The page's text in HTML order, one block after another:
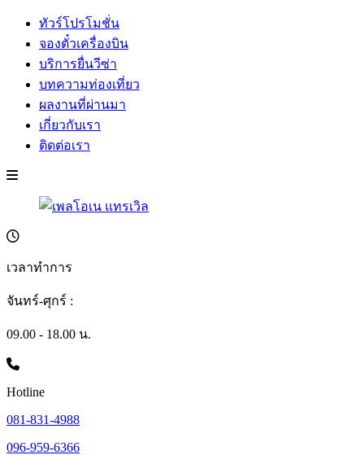
ทัวร์โปรโมชั่น
จองตั๋วเครื่องบิน
บริการยื่นวีซ่า
บทความท่องเที่ยว
ผลงานที่ผ่านมา
เกี่ยวกับเรา
ติดต่อเรา
เวลาทำการ
จันทร์-ศุกร์ :
09.00 - 18.00 น.
Hotline
081-831-4988
096-959-6366